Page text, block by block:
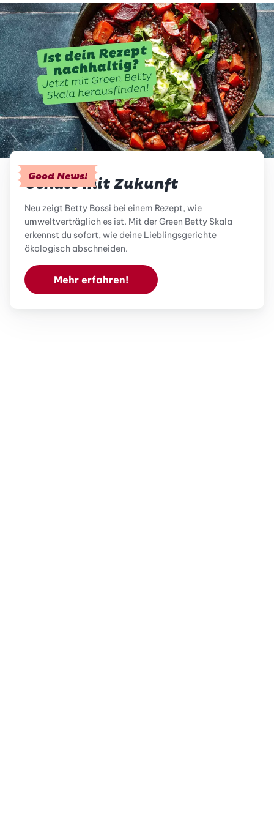
Good News!
Genuss mit Zukunft
Neu zeigt Betty Bossi bei einem Rezept, wie
umweltverträglich es ist. Mit der Green Betty Skala
erkennst du sofort, wie deine Lieblingsgerichte
ökologisch abschneiden.
Mehr erfahren!